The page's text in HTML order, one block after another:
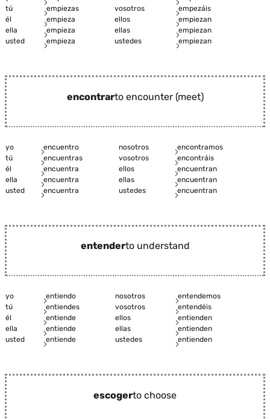
tú
empiezas vosotros
empezáis
él
empieza ellos
empiezan
ella
empieza ellas
empiezan
usted
empieza ustedes empiezan
encontrarto encounter (meet)
yo encuentro nosotros
encontramos
tú
encuentras vosotros
encontráis
él
encuentra ellos
encuentran
ella
encuentra ellas
encuentran
usted
encuentra ustedes encuentran
entenderto understand
yo entiendo nosotros
entendemos
tú
entiendes vosotros
entendéis
él
entiende ellos
entienden
ella
entiende ellas
entienden
usted
entiende ustedes entienden
escogerto choose